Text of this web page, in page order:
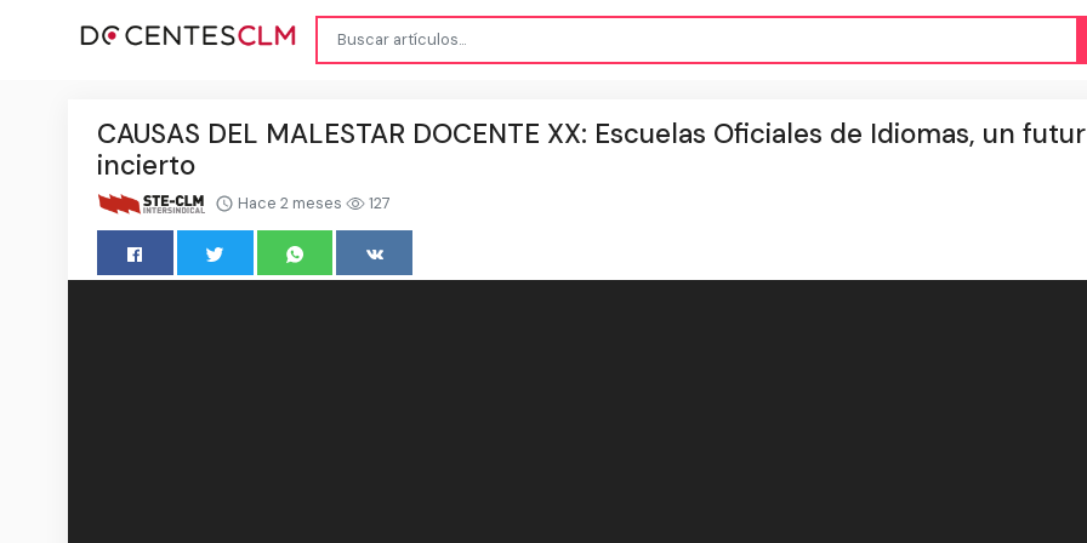
CAUSAS DEL MALESTAR DOCENTE XX: Escuelas Oficiales de Idiomas, un
incierto
Hace 2 meses 127